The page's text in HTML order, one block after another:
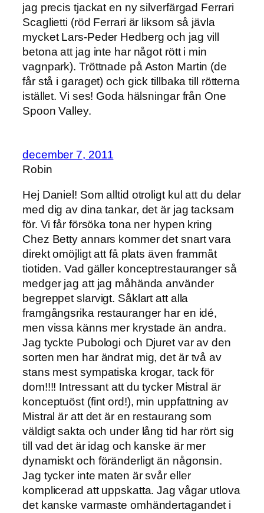
jag precis tjackat en ny silverfärgad Ferrari
Scaglietti (röd Ferrari är liksom så jävla
mycket Lars-Peder Hedberg och jag vill
betona att jag inte har något rött i min
vagnpark). Tröttnade på Aston Martin (de
får stå i garaget) och gick tillbaka till rötterna
istället. Vi ses! Goda hälsningar från One
Spoon Valley.
december 7, 2011
Robin
Hej Daniel! Som alltid otroligt kul att du delar
med dig av dina tankar, det är jag tacksam
för. Vi får försöka tona ner hypen kring
Chez Betty annars kommer det snart vara
direkt omöjligt att få plats även frammåt
tiotiden. Vad gäller konceptrestauranger så
medger jag att jag måhända använder
begreppet slarvigt. Såklart att alla
framgångsrika restauranger har en idé,
men vissa känns mer krystade än andra.
Jag tyckte Pubologi och Djuret var av den
sorten men har ändrat mig, det är två av
stans mest sympatiska krogar, tack för
dom!!!! Intressant att du tycker Mistral är
konceptuöst (fint ord!), min uppfattning av
Mistral är att det är en restaurang som
väldigt sakta och under lång tid har rört sig
till vad det är idag och kanske är mer
dynamiskt och föränderligt än någonsin.
Jag tycker inte maten är svår eller
komplicerad att uppskatta. Jag vågar utlova
det kanske varmaste omhändertagandet i